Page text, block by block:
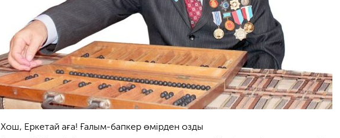
Хош, Еркетай аға! Ғалым-бапкер өмірден озды